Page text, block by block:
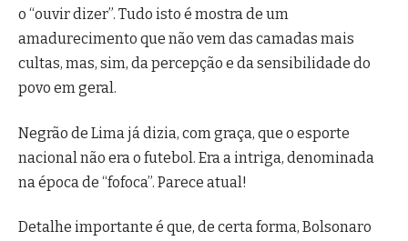
o “ouvir dizer”. Tudo isto é mostra de um
amadurecimento que não vem das camadas mais
cultas, mas, sim, da percepção e da sensibilidade do
povo em geral.
Negrão de Lima já dizia, com graça, que o esporte
nacional não era o futebol. Era a intriga, denominada
na época de “fofoca”. Parece atual!
Detalhe importante é que, de certa forma, Bolsonaro